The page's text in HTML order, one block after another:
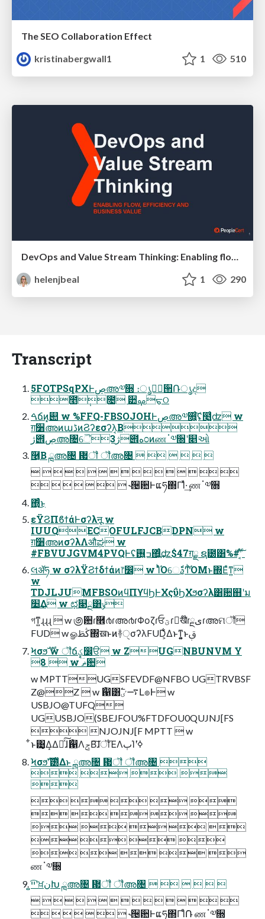
The SEO Collaboration Effect
kristinabergwall1
1 510
DevOps and Value Stream Thinking: Enabling flow, efficiency and business value
helenjbeal
1 290
Transcript
5FOTPSqPXͰڝഅ༧૝ ։ൃ߹॓੒Ռൃද
೥݄೔ ੺ࡔᠳଠ
ࠓճͷ͓୊ w %FFQ-FBSOJOHͰڝഅ༧૝͕͍ͨ͠ʢ໥͚͍ͨʣ w
ग़૸അͷաڈͷϨʔεσʔλ͔Β
ژ౎ڝഅ৔ୈ3ژ౎ه೦ͷணॱ༧૝ʹ௅ઓ
݁࿦͔Β ྑഅ৔ ᜗ॏ ॏഅ৔      
                
       ˞੔਺Ͱແཧ΍ΓؙΊͯ·͢ ணॱ༧૝
΍ͬͨ͜ͱ
εΫϨΠϐϯάͰσʔλऩू w
IUUQECOFULFJCBDPN w
ग़૸അͷσʔλΛऔಘ w
#FBVUJGVM4PVQͰʢ݁ߏ࢖͍΍͔ͬͨ͢ʣ$47ग़ྗ ຊ౰͸%#ʹ͔ͨͬ͠ ͨ
લॲཧ w σʔλΫϨϯδϯάͷ෦෼ w ΊͬͪΌେࣄ͚ͩͲͪΌΜͱ΍Εͯͳ͍
w
TDJLJUMFBSOͷϥΠϒϥϦͰΧςΰϦΧϧσʔλ͸਺஋ʹม
׵͢Δ w ಛ௃ྔ͸ݸ
গͳ͍ɻɻɻ  w ಄਺ɾ࿮൪ɾഅ൪ɾΦοζɾਓؾɾٍख໊ɾیྔɾഅମॏ
FUD w ௐڭࢣ΍ٍखͱͷؔ࿈ੑσʔλFUD͕͋Δͱͳ͓͍͍ͱࢥ͏
Ϟσϧࣜ w ॏճؼ෼ੳ w ZUGNBUNVM Y
8  w ޡࠩؔ਺
w MPTTUGSFEVDF@NFBO UGTRVBSF
Z@Z  w ޯ഑͸࠷ٸ߱Լ๏Ͱ w
USBJO@TUFQ
UGUSBJO(SBEJFOU%FTDFOU0QUJNJ[FS
 NJOJNJ[F MPTT  w
͋ͱ͸͙Δ͙Δճͯ͠ɺޯ഑ΛݮΒ͠ɺॏΈΛٻΊʹߦ͘
Ϟσϧࣜʹ౰ͯΔͱ ྑഅ৔ ᜗ॏ ॏഅ৔ 
   

    
    
    
   
    
ணॱ༧૝
͍͍ײ͡ʹਖ਼نԽ ྑഅ৔ ᜗ॏ ॏഅ৔      
                
       ˞੔਺Ͱແཧ΍ΓؙΊͨ݁Ռ ணॱ༧૝